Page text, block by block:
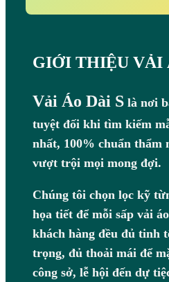
GIỚI THIỆU VẢI
Vải Áo Dài Slà nơi
tuyệt đối khi tìm kiếm
nhất, 100% chuẩn thẩm
vượt trội mọi mong đợi.
Chúng tôi chọn lọc kỹ
họa tiết để mỗi sấp vải
khách hàng đều đủ tinh
trọng, đủ thoải mái để
công sở, lễ hội đến dự